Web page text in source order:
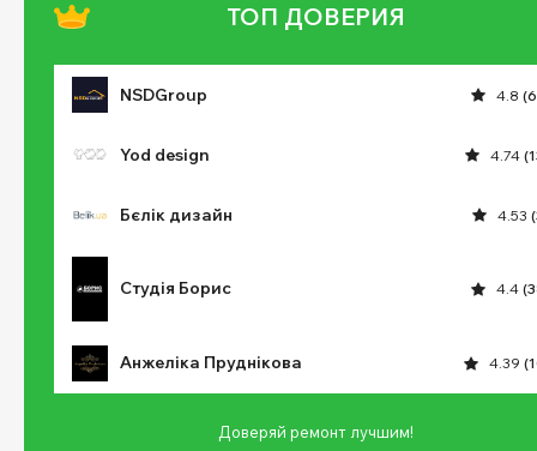
ТОП ДОВЕРИЯ
NSDGroup 4.8
Yod design 4.74
Бєлік дизайн 4.53
Студія Борис 4.4
Анжеліка Пруднікова 4.39
Доверяй ремонт лучшим!